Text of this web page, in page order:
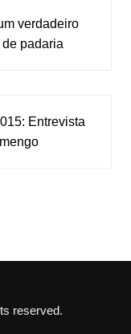
verdadeiro
padaria
Entrevista
reserved.